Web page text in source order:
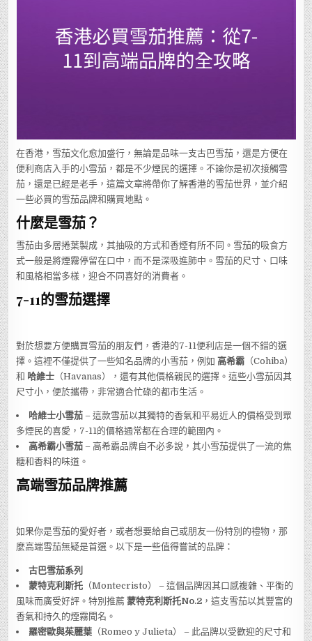
到
高
端
品
牌
在香港，雪茄文化愈加盛行，無論是品味一支古巴雪茄，還是方便在
便利商店入手的小雪茄，都是不少煙民的選擇。不論你是初次接觸雪
茄，還是已經是老手，這篇文章將帶你了解香港的雪茄世界，並介紹
一些必買的雪茄品牌和購買地點。
什麼是雪茄？
雪茄由多層捲葉製成，其抽吸的方式和香煙有所不同。雪茄的吸食方
式一般是將煙霧停留在口中，而不是深吸進肺中。雪茄的尺寸、口味
和風格相當多樣，迎合不同喜好的消費者。
7-11的雪茄選擇
對於想要方便購買雪茄的朋友們，香港的7-11便利店是一個不錯的選
擇。這裡不僅提供了一些知名品牌的小雪茄，例如高希霸 （Cohiba）
和 哈維士 （Havanas），還有其他價格親民的選擇。這些小雪茄因其
尺寸小，便於攜帶，非常適合忙碌的都市生活。
哈維士小雪茄 – 這款雪茄以其獨特的香氣和平易近人的價格受到眾
多煙民的喜愛，7-11的價格通常都在合理的範圍內。
高希霸小雪茄 – 高希霸品牌自不必多說，其小雪茄提供了一流的焦
糖和香料的味道。
高端雪茄品牌推薦
如果你是雪茄的愛好者，或者想要給自己或朋友一份特別的禮物，那
麼高端雪茄無疑是首選。以下是一些值得嘗試的品牌：
古巴雪茄系列
蒙特克利斯托 （Montecristo） – 這個品牌因其口感複雜、平衡的
風味而廣受好評。特別推薦蒙特克利斯托No.2 ，這支雪茄以其豐富的
香氣和持久的煙霧聞名。
羅密歐與茱麗葉 （Romeo y Julieta） – 此品牌以受歡迎的尺寸和